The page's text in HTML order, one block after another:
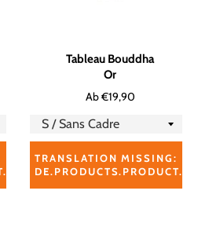
Tableau Bouddha
Or
Ab €19,90
TRANSLATION MISSING: